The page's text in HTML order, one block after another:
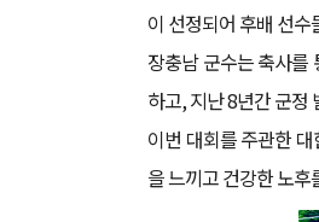
이 선정되어 후배 선
장충남 군수는 축사를
하고, 지난 8년간 군정
이번 대회를 주관한
을 느끼고 건강한 노